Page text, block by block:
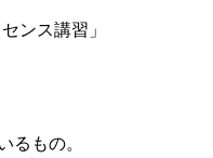
ンス講習」
るもの。